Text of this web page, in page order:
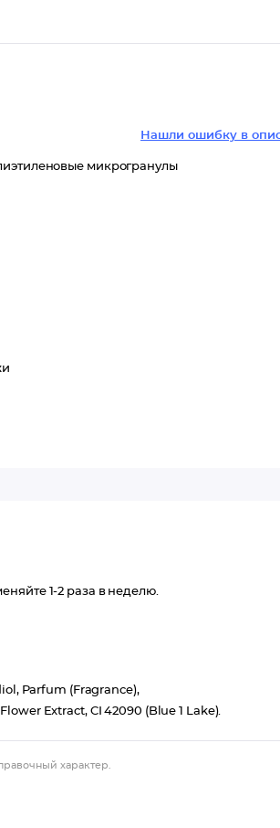
Нашли ошибку в
микрогранулы
1-2 раза в неделю.
Parfum (Fragrance),
Extract, CI 42090 (Blue 1 Lake).
характер.